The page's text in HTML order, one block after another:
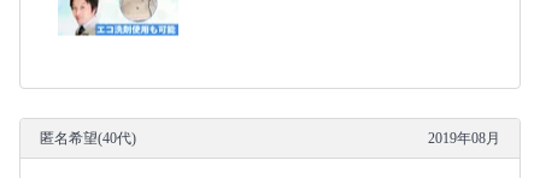
匿名希望(40代) 2019年08月